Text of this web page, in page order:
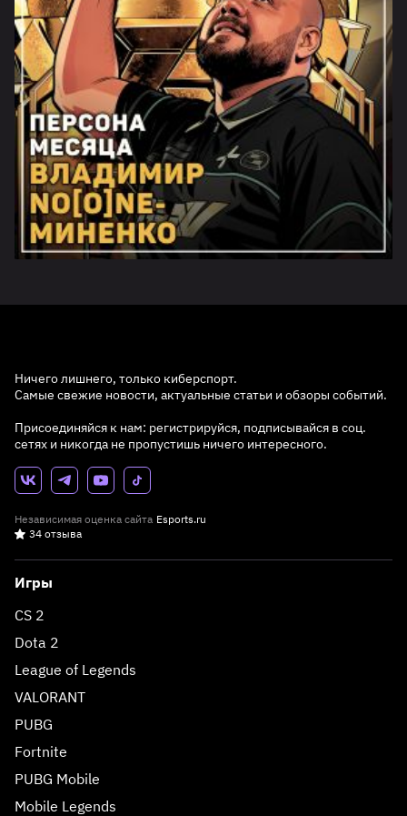
Ничего лишнего, только киберспорт.
Самые свежие новости, актуальные статьи и обзоры событий.
Присоединяйся к нам: регистрируйся, подписывайся в соц.
сетях и никогда не пропустишь ничего интересного.
Независимая оценка сайта Esports.ru
34 отзыва
Игры
CS 2
Dota 2
League of Legends
VALORANT
PUBG
Fortnite
PUBG Mobile
Mobile Legends